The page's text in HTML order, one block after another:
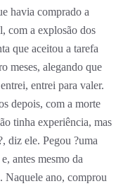
havia comprado a
com a explosão dos
que aceitou a tarefa
meses, alegando que
entrei para valer.
depois, com a morte
tinha experiência, mas
diz ele. Pegou ?uma
antes mesmo da
Naquele ano, comprou